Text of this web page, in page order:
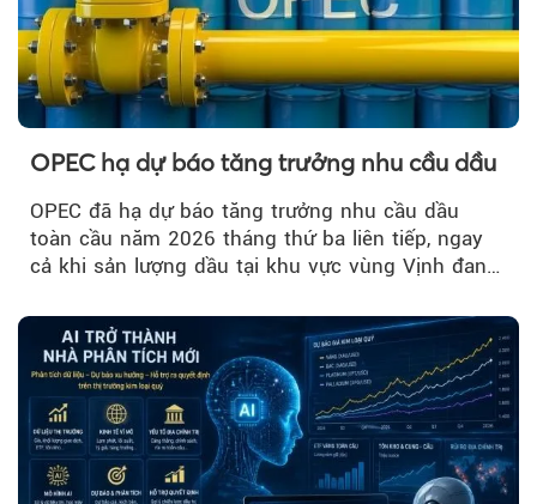
OPEC hạ dự báo tăng trưởng nhu cầu dầu
OPEC đã hạ dự báo tăng trưởng nhu cầu dầu
toàn cầu năm 2026 tháng thứ ba liên tiếp, ngay
cả khi sản lượng dầu tại khu vực vùng Vịnh đang